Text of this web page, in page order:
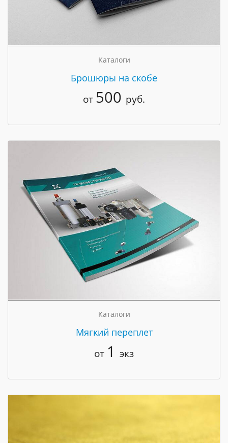
Каталоги
Брошюры на скобе
от 500 руб.
Каталоги
Мягкий переплет
от 1 экз